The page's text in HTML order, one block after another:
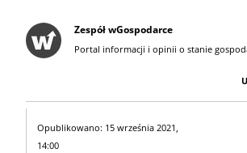
Zespół wGospodarce
Portal informacji i opinii o stanie
Opublikowano: 15 września 2021,
14:00